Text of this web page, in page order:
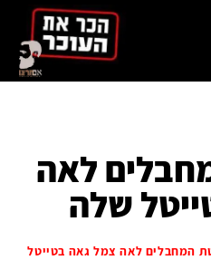
לאה
שלה
המחבלים לאה צמל גאה בטייטל